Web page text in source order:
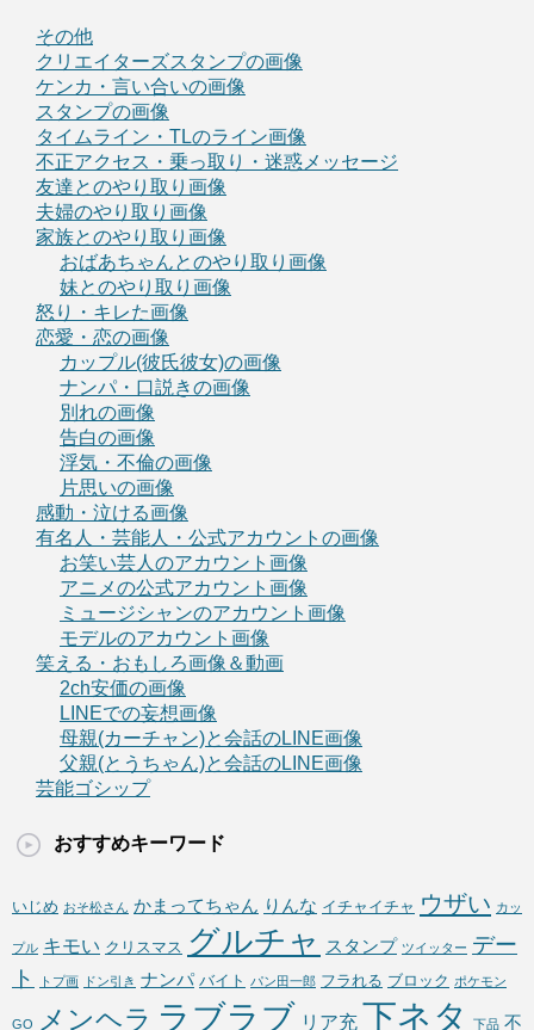
その他
クリエイターズスタンプの画像
ケンカ・言い合いの画像
スタンプの画像
タイムライン・TLのライン画像
不正アクセス・乗っ取り・迷惑メッセージ
友達とのやり取り画像
夫婦のやり取り画像
家族とのやり取り画像
おばあちゃんとのやり取り画像
妹とのやり取り画像
怒り・キレた画像
恋愛・恋の画像
カップル(彼氏彼女)の画像
ナンパ・口説きの画像
別れの画像
告白の画像
浮気・不倫の画像
片思いの画像
感動・泣ける画像
有名人・芸能人・公式アカウントの画像
お笑い芸人のアカウント画像
アニメの公式アカウント画像
ミュージシャンのアカウント画像
モデルのアカウント画像
笑える・おもしろ画像＆動画
2ch安価の画像
LINEでの妄想画像
母親(カーチャン)と会話のLINE画像
父親(とうちゃん)と会話のLINE画像
芸能ゴシップ
おすすめキーワード
いじめ おそ松さん かまってちゃん りんな イチャイチャ ウザい カッ
プル キモい クリスマス グルチャ スタンプ ツイッター デー
ト
トプ画 ドン引き ナンパ バイト パン田一郎 フラれる ブロック ポケモン
GO メンヘラ ラブラブ リア充 下ネタ 下品 不